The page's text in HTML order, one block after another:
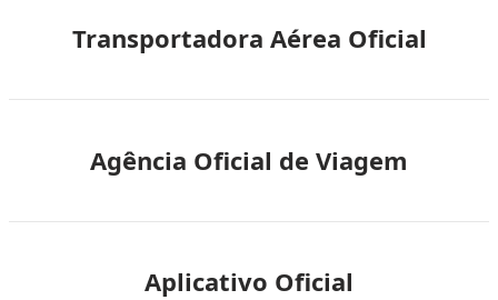
Transportadora Aérea Oficial
Agência Oficial de Viagem
Aplicativo Oficial